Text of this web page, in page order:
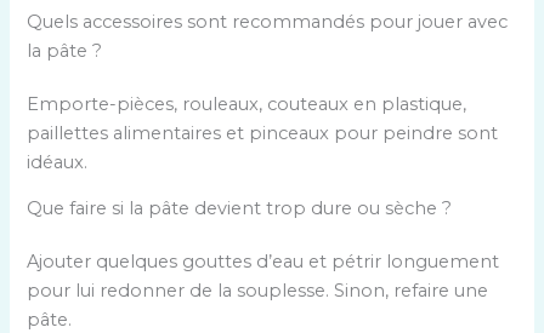
Quels accessoires sont recommandés pour jouer avec
la pâte ?
Emporte-pièces, rouleaux, couteaux en plastique,
paillettes alimentaires et pinceaux pour peindre sont
idéaux.
Que faire si la pâte devient trop dure ou sèche ?
Ajouter quelques gouttes d’eau et pétrir longuement
pour lui redonner de la souplesse. Sinon, refaire une
pâte.